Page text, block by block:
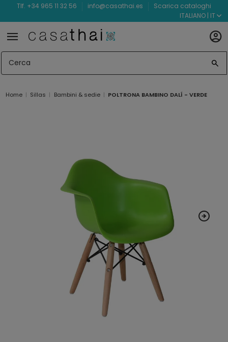
Tlf. +34 965 11 32 56 info@casathai.es
Scarica cataloghi
ITALIANO | IT
Home Sillas Bambini & sedie POLTRONA BAMBINO DALÍ - VERDE